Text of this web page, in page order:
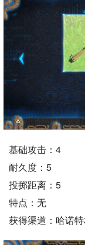
基础攻击：4
耐久度：5
投掷距离：5
特点：无
获得渠道：哈诺